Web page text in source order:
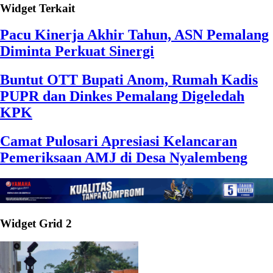
Widget Terkait
Pacu Kinerja Akhir Tahun, ASN Pemalang
Diminta Perkuat Sinergi
Buntut OTT Bupati Anom, Rumah Kadis
PUPR dan Dinkes Pemalang Digeledah
KPK
Camat Pulosari Apresiasi Kelancaran
Pemeriksaan AMJ di Desa Nyalembeng
Widget Grid 2